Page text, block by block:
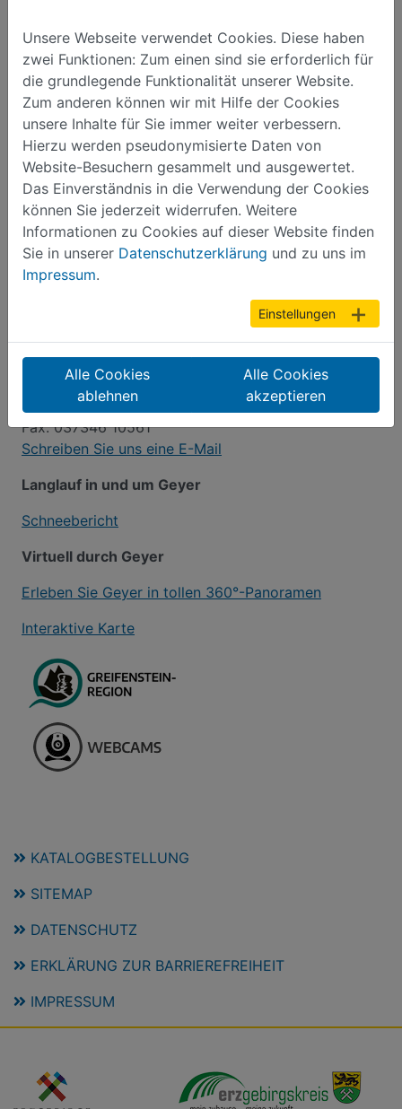
Sie haben Fragen ?
Stadtverwaltung Geyer
Altmarkt 1 · 09468 Geyer
Telefon: 037346 1050
Fax: 037346 10562
Schreiben Sie uns eine E-Mail
Tourist-Information Geyer
Altmarkt 1 · 09468 Geyer
Telefon: 037346 10521
Fax: 037346 10561
Schreiben Sie uns eine E-Mail
Langlauf in und um Geyer
Schneebericht
Virtuell durch Geyer
Erleben Sie Geyer in tollen 360°-Panoramen
Interaktive Karte
KATALOGBESTELLUNG
SITEMAP
DATENSCHUTZ
ERKLÄRUNG ZUR BARRIEREFREIHEIT
IMPRESSUM
Unsere Webseite verwendet Cookies. Diese haben
zwei Funktionen: Zum einen sind sie erforderlich für
die grundlegende Funktionalität unserer Website.
Zum anderen können wir mit Hilfe der Cookies
unsere Inhalte für Sie immer weiter verbessern.
Hierzu werden pseudonymisierte Daten von
Website-Besuchern gesammelt und ausgewertet.
Das Einverständnis in die Verwendung der Cookies
können Sie jederzeit widerrufen. Weitere
Informationen zu Cookies auf dieser Website finden
Sie in unserer Datenschutzerklärung und zu uns im
Impressum.
Einstellungen
Alle Cookies
ablehnen
Alle Cookies
akzeptieren